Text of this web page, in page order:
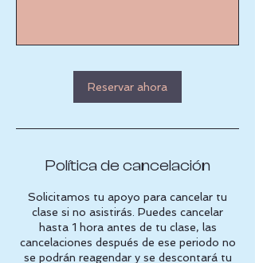
Reservar ahora
Política de cancelación
Solicitamos tu apoyo para cancelar tu
clase si no asistirás. Puedes cancelar
hasta 1 hora antes de tu clase, las
cancelaciones después de ese periodo no
se podrán reagendar y se descontará tu